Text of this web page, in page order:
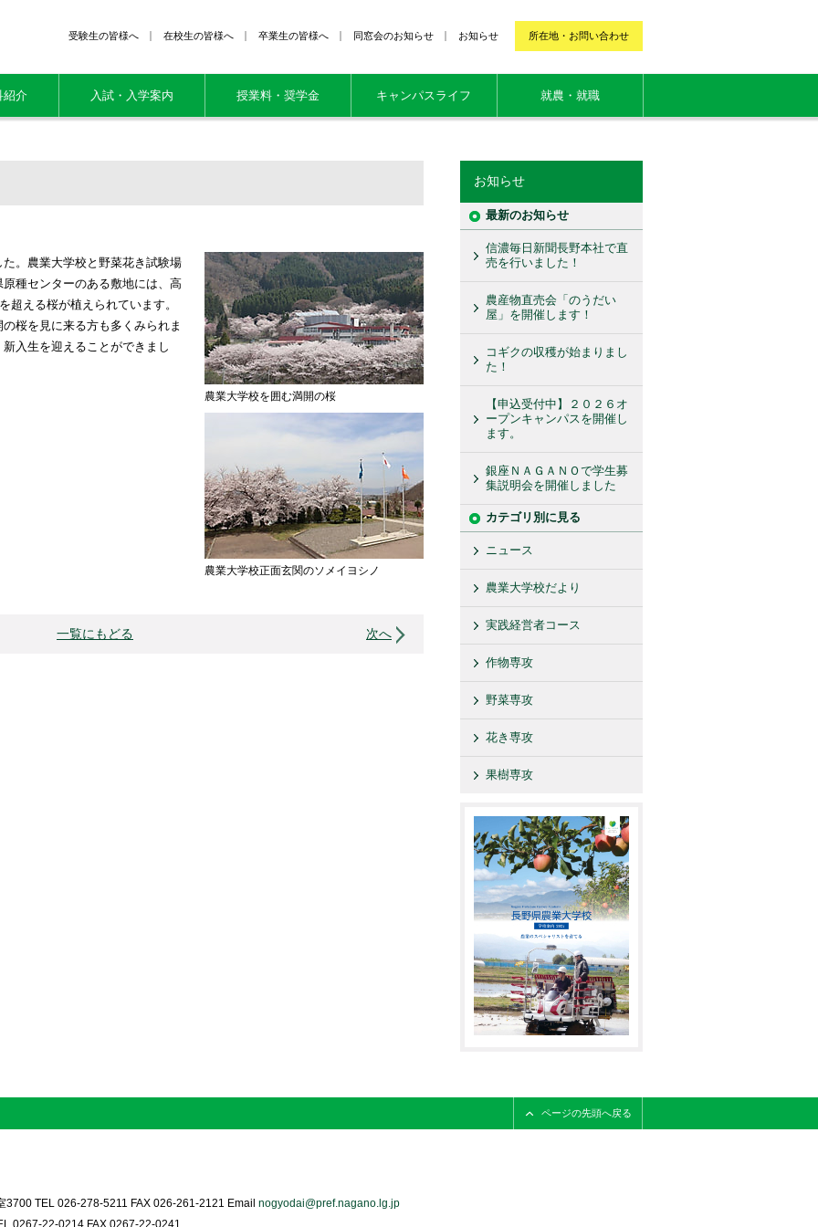
所在地・お問い合わせ
お知らせ
同窓会のお知らせ
卒業生の皆様へ
在校生の皆様へ
受験生の皆様へ
紹介 入試・入学案内 授業料・奨学金 キャンパスライフ 就農・就職
農業大学校を囲む満開の桜
農業大学校正面玄関のソメイヨシノ
。農業大学校と野菜花き試験場
種センターのある敷地には、高
超える桜が植えられています。
桜を見に来る方も多くみられま
入生を迎えることができまし
一覧にもどる 次へ
お知らせ
最新のお知らせ
信濃毎日新聞長野本社で直
売を行いました！
農産物直売会「のうだい
屋」を開催します！
コギクの収穫が始まりまし
た！
【申込受付中】２０２６オ
ープンキャンパスを開催し
ます。
銀座ＮＡＧＡＮＯで学生募
集説明会を開催しました
カテゴリ別に見る
ニュース
農業大学校だより
実践経営者コース
作物専攻
野菜専攻
花き専攻
果樹専攻
ページの先頭へ戻る
TEL 026-278-5211 FAX 026-261-2121 Email nogyodai@pref.nagano.lg.jp
0267-22-0214 FAX 0267-22-0241